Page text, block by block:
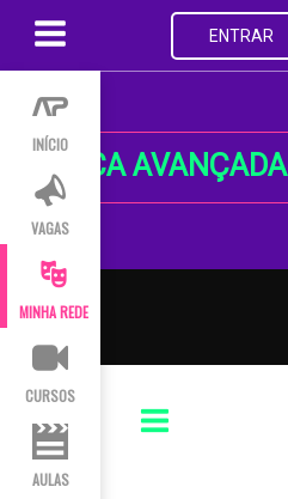
INÍCIO
VAGAS
MINHA REDE
CURSOS
AULAS
ENTRAR
BUSCA AVANÇADA